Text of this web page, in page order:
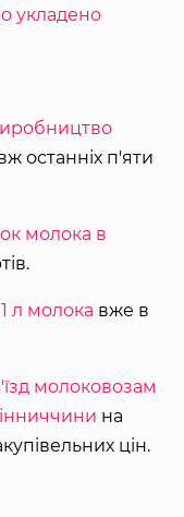
укладено
останніх п'яти
молока в
л молока вже в
молоковозам
на
цін.